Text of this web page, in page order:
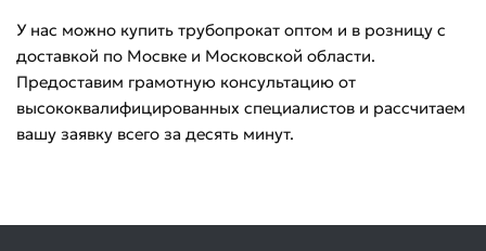
У нас можно купить трубопрокат оптом и в розницу с
доставкой по Мосвке и Московской области.
Предоставим грамотную консультацию от
высококвалифицированных специалистов и рассчитаем
вашу заявку всего за десять минут.